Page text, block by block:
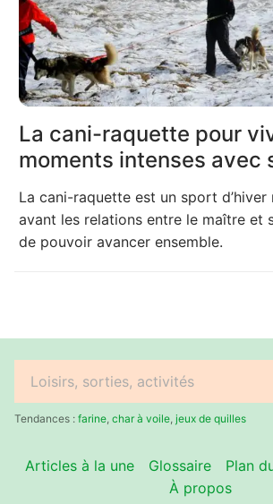
La cani-raquette pour
moments intenses avec
La cani-raquette est un sport d’hiver
avant les relations entre le maître et
de pouvoir avancer ensemble.
Rechercher
:Tendances : farine char à voile jeux de quilles
Articles à la une Glossaire Plan
À propos